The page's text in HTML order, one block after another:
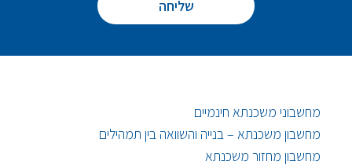
מחשבוני משכנתא חינמיים
מחשבון משכנתא – בנייה והשוואה בין תמהילים
מחשבון מחזור משכנתא